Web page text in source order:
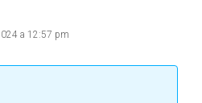
a 12:57 pm